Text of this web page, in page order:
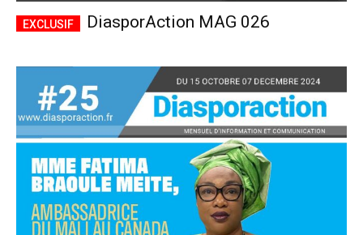
Accès complet
$22 / anplaceholder text
Tous les articles
DiasporAction MAG 026